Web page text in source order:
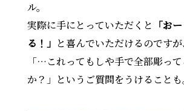
ル。
実際に手にとっていただくと 「お
る！」 と喜んでいただけるのですが
「…これってもしや手で全部彫っ
か？」というご質問をうけることも